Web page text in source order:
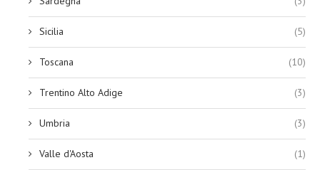
Sicilia (5)
Toscana (10)
Trentino Alto Adige (3)
Umbria (3)
Valle d'Aosta (1)